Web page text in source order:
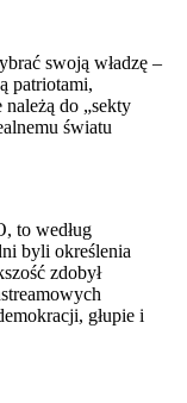
swoją władzę –
patriotami,
do „sekty
światu
to według
byli określenia
zdobył
głupie i